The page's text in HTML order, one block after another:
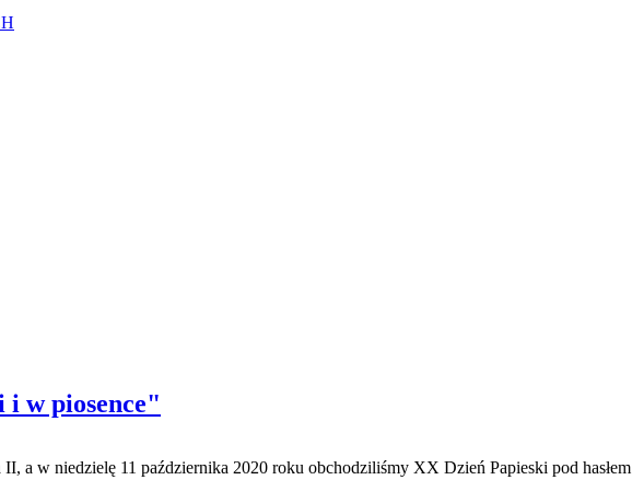
i w piosence"
a w niedzielę 11 października 2020 roku obchodziliśmy XX Dzień Papieski pod hasłem